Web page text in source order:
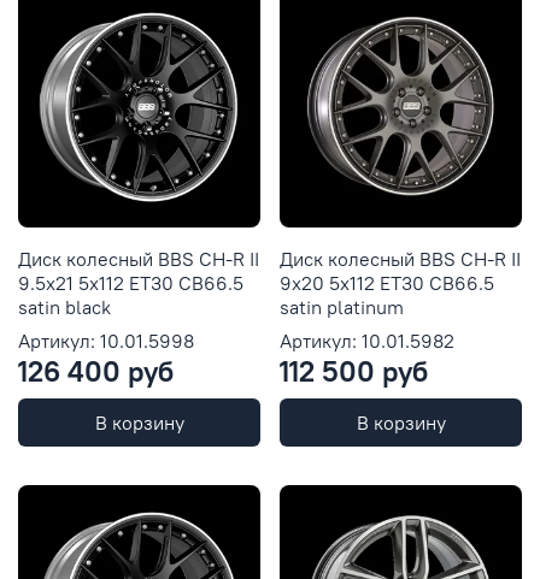
Диск колесный BBS CH-R II
9.5x21 5x112 ET30 CB66.5
satin black
Артикул: 10.01.5998
126 400 руб
В корзину
Диск колесный BBS CH-R II
9x20 5x112 ET30 CB66.5
satin platinum
Артикул: 10.01.5982
112 500 руб
В корзину